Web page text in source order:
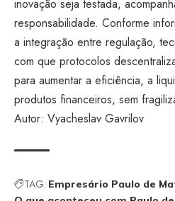
inovação seja testada,
responsabilidade. Conforme
a integração entre regulação,
com que protocolos
para aumentar a eficiência, a
produtos financeiros, sem
Autor: Vyacheslav Gavrilov
TAG: Empresário Paulo de